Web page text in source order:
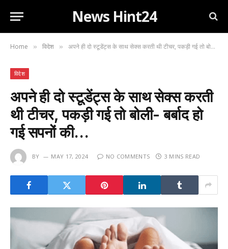
News Hint24
Home » विदेश » अपने ही दो स्टूडेंट्स के साथ सेक्स करती थी टीचर, पकड़ी गई तो बोली- बर्बाद हो गई सपनों की…
विदेश
अपने ही दो स्टूडेंट्स के साथ सेक्स करती
थी टीचर, पकड़ी गई तो बोली- बर्बाद हो
गई सपनों की…
BY MAY 17, 2024 NO COMMENTS 3 MINS READ